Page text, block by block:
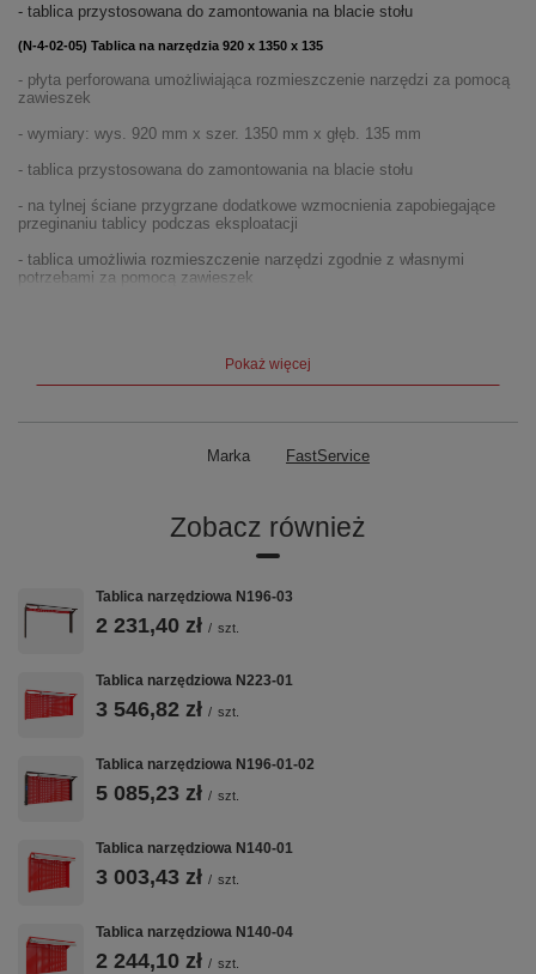
- tablica przystosowana do zamontowania na blacie stołu
(N-4-02-05) Tablica na narzędzia 920 x 1350 x 135
- płyta perforowana umożliwiająca rozmieszczenie narzędzi za pomocą
zawieszek
- wymiary: wys. 920 mm x szer. 1350 mm x głęb. 135 mm
- tablica przystosowana do zamontowania na blacie stołu
- na tylnej ściane przygrzane dodatkowe wzmocnienia zapobiegające
przeginaniu tablicy podczas eksploatacji
- tablica umożliwia rozmieszczenie narzędzi zgodnie z własnymi
potrzebami za pomocą zawieszek
niebieskim (RAL 5005)
żółtym (RAL 1003)
możliwość pomalowania w innym kolorze RAL
- dokładne wymiary w galerii zdjęć
- w skład gabloty nie wchodzą zawieszki
Pokaż więcej
Marka FastService
Zobacz również
Tablica narzędziowa N196-03
2 231,40 zł / szt.
Tablica narzędziowa N223-01
3 546,82 zł / szt.
Tablica narzędziowa N196-01-02
5 085,23 zł / szt.
Tablica narzędziowa N140-01
3 003,43 zł / szt.
Tablica narzędziowa N140-04
2 244,10 zł / szt.